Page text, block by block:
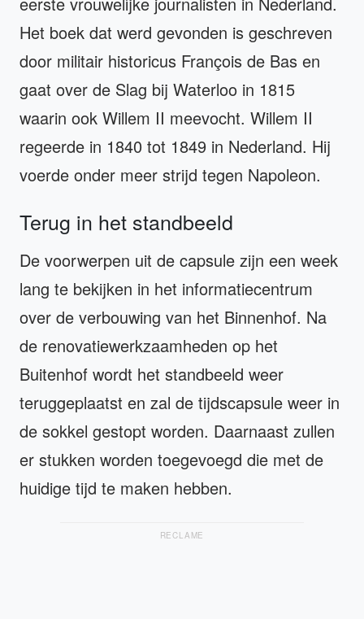
Het boek dat werd gevonden is geschreven
door militair historicus François de Bas en
gaat over de Slag bij Waterloo in 1815
waarin ook Willem II meevocht. Willem II
regeerde in 1840 tot 1849 in Nederland. Hij
voerde onder meer strijd tegen Napoleon.
Terug in het standbeeld
De voorwerpen uit de capsule zijn een week
lang te bekijken in het informatiecentrum
over de verbouwing van het Binnenhof. Na
de renovatiewerkzaamheden op het
Buitenhof wordt het standbeeld weer
teruggeplaatst en zal de tijdscapsule weer in
de sokkel gestopt worden. Daarnaast zullen
er stukken worden toegevoegd die met de
huidige tijd te maken hebben.
RECLAME